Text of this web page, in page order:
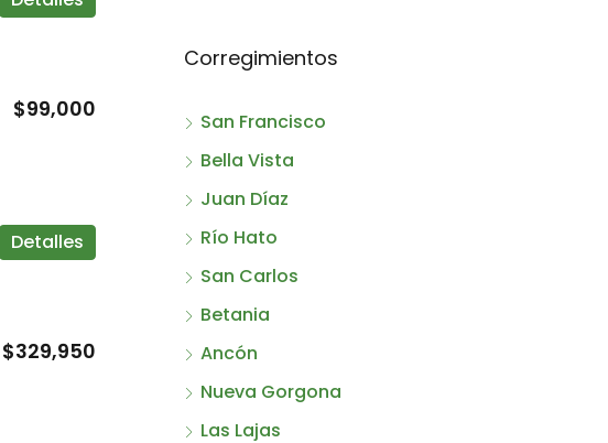
$99,000
Detalles
$329,950
Corregimientos
San Francisco
Bella Vista
Juan Díaz
Río Hato
San Carlos
Betania
Ancón
Nueva Gorgona
Las Lajas